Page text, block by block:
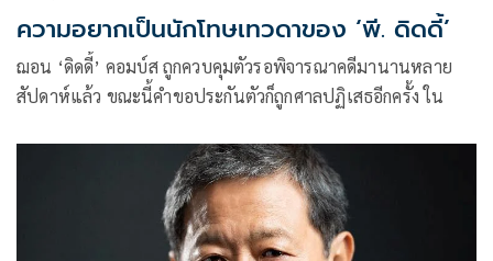
ความอยากเป็นนักโทษเทวดาของ ‘พี. ดิดดี้’
ฌอน ‘ดิดดี้’ คอมบ์ส ถูกควบคุมตัวรอพิจารณาคดีมานานหลาย
สัปดาห์แล้ว ขณะนี้คำขอประกันตัวก็ถูกศาลปฏิเสธอีกครั้ง ใน